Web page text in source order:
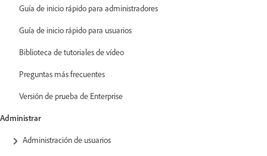
Guía de inicio rápido para administradores
Guía de inicio rápido para usuarios
Biblioteca de tutoriales de vídeo
Preguntas más frecuentes
Versión de prueba de Enterprise
Administrar
Administración de usuarios